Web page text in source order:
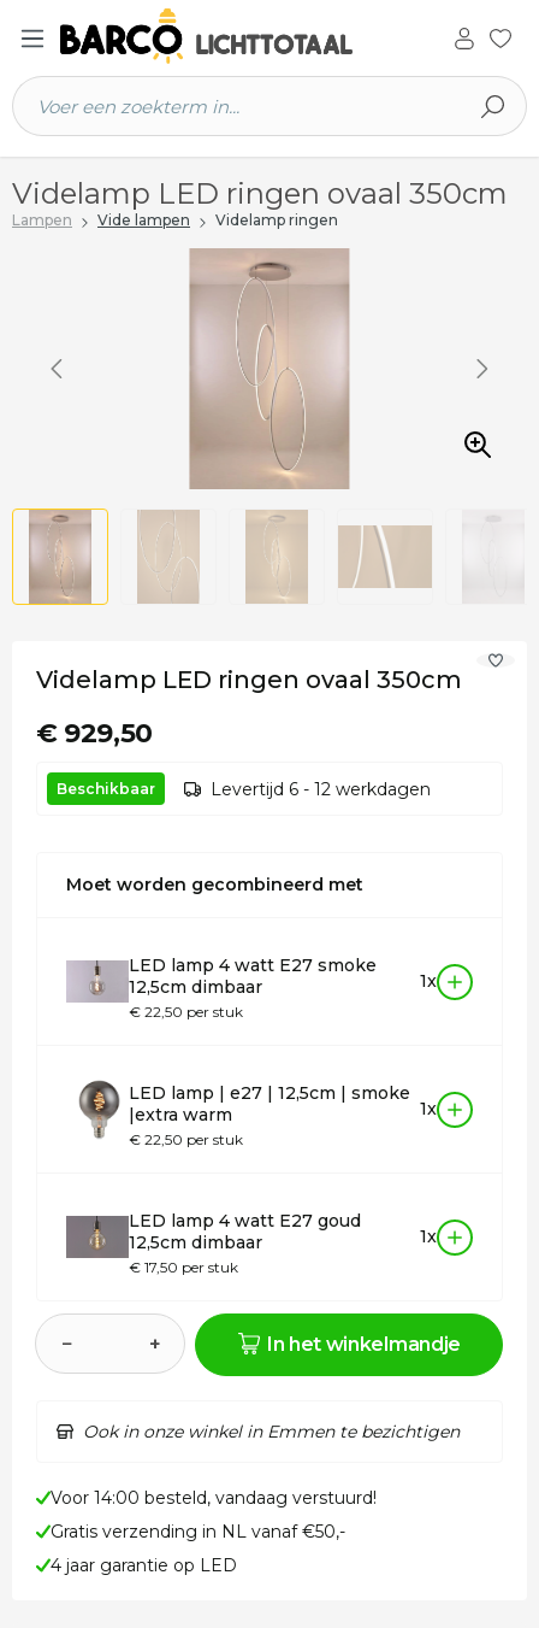
hoofdinhoud
Videlamp LED ringen ovaal 350cm
Lampen Vide lampen Videlamp ringen
Videlamp LED ringen ovaal 350cm
€ 929,50
Beschikbaar Levertijd 6 - 12 werkdagen
Moet worden gecombineerd met
LED lamp 4 watt E27 smoke
12,5cm dimbaar
€ 22,50 per stuk
1x
LED lamp | e27 | 12,5cm | smoke
|extra warm
€ 22,50 per stuk
1x
LED lamp 4 watt E27 goud
12,5cm dimbaar
€ 17,50 per stuk
1x
− + In het winkelmandje
Ook in onze winkel in Emmen te bezichtigen
Voor 14:00 besteld, vandaag verstuurd!
Gratis verzending in NL vanaf €50,-
4 jaar garantie op LED